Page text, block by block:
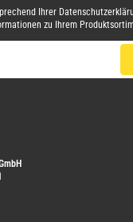
Ihrer
zu Ihrem